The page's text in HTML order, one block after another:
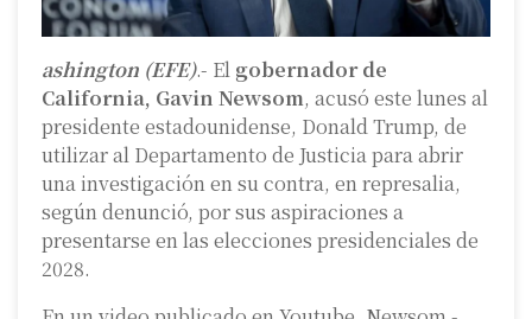
ashington (EFE).- El gobernador de
California, Gavin Newsom, acusó este lunes al
presidente estadounidense, Donald Trump, de
utilizar al Departamento de Justicia para abrir
una investigación en su contra, en represalia,
según denunció, por sus aspiraciones a
presentarse en las elecciones presidenciales de
2028.